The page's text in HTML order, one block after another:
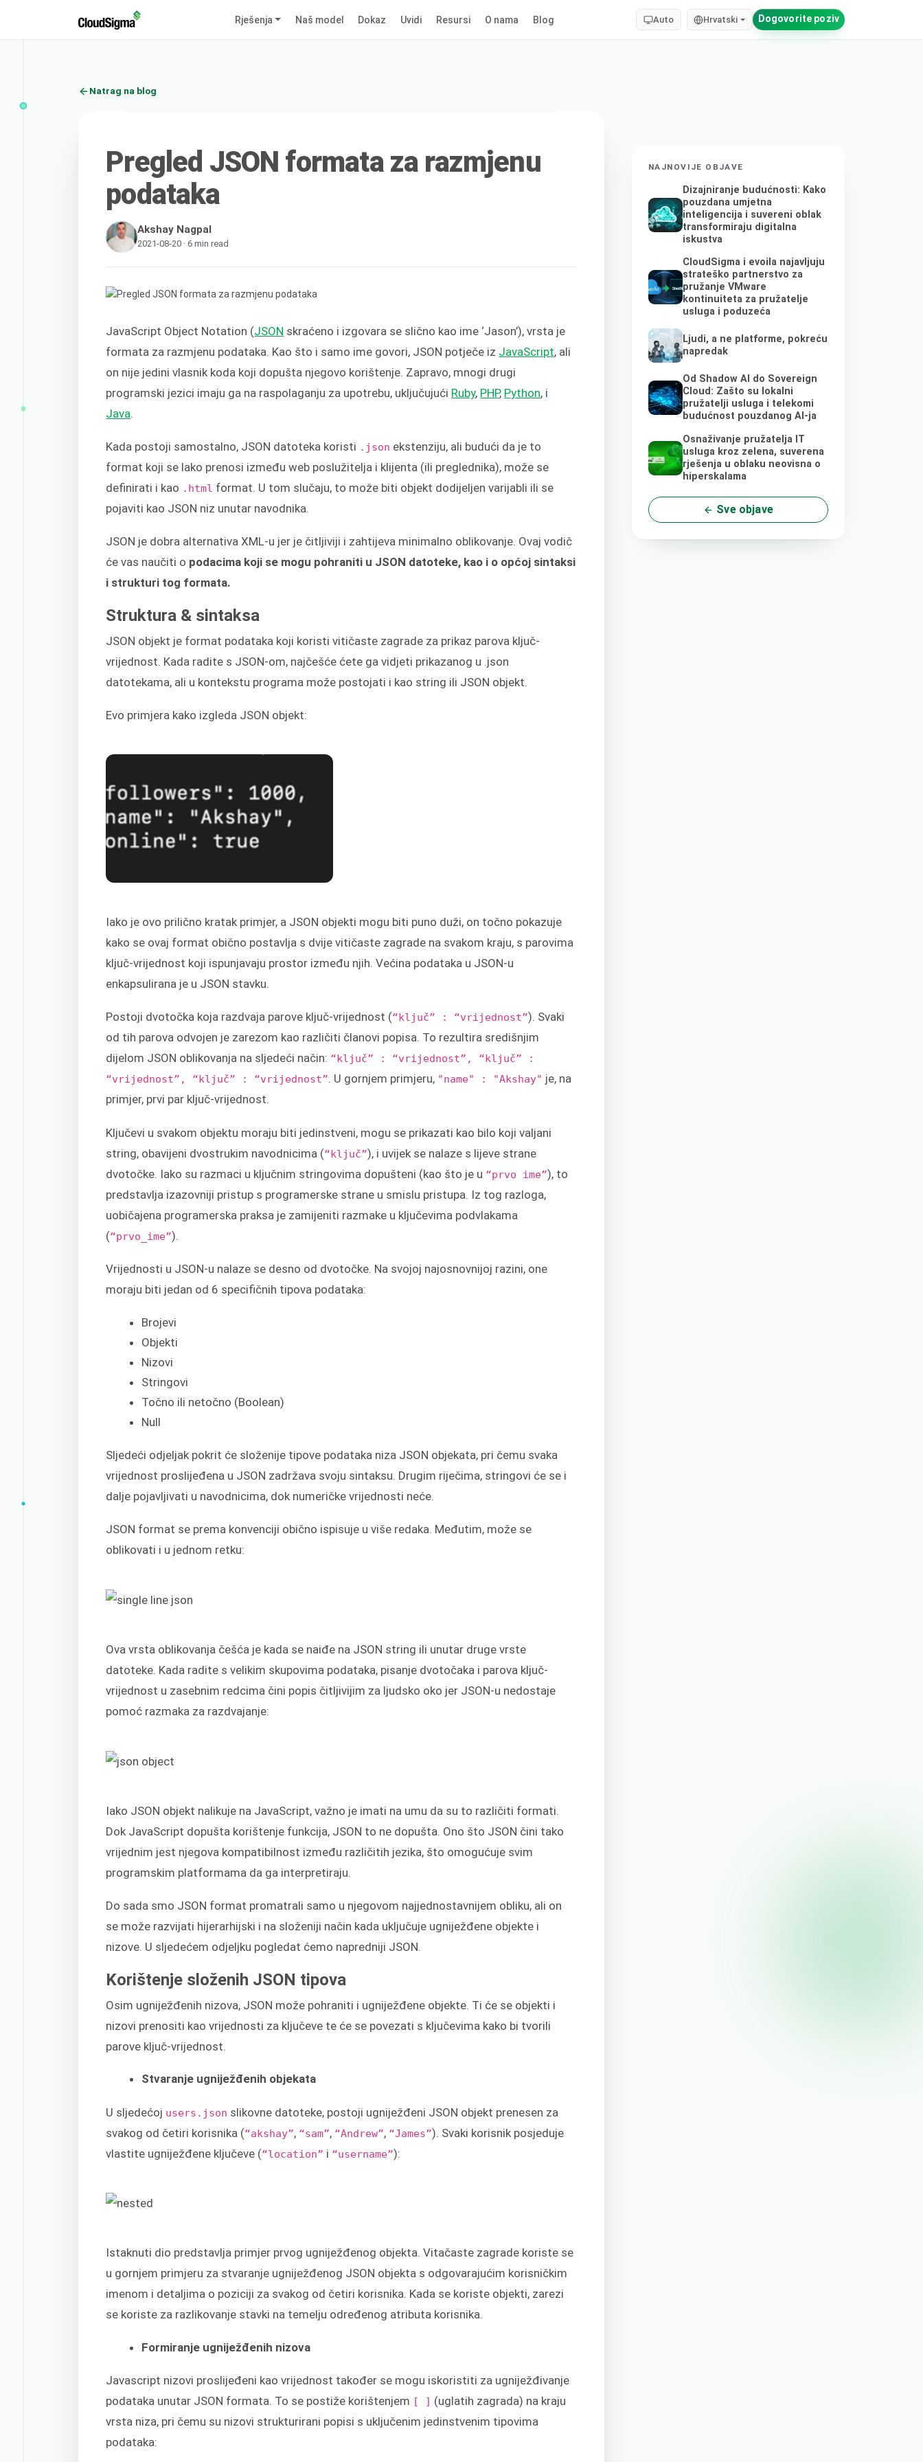
Rješenja Naš model Dokaz Uvidi Resursi O nama Blog Auto Hrvatski Dogovorite poziv
Natrag na blog
Pregled JSON formata za razmjenu
podataka
Akshay Nagpal
2021-08-20 · 6 min read
JavaScript Object Notation (JSON skraćeno i izgovara se slično kao ime ‘Jason’), vrsta je
formata za razmjenu podataka. Kao što i samo ime govori, JSON potječe iz JavaScript, ali
on nije jedini vlasnik koda koji dopušta njegovo korištenje. Zapravo, mnogi drugi
programski jezici imaju ga na raspolaganju za upotrebu, uključujući Ruby, PHP, Python, i
Java
Kada postoji samostalno, JSON datoteka koristi .json ekstenziju, ali budući da je to
format koji se lako prenosi između web poslužitelja i klijenta (ili preglednika), može se
definirati i kao .html format. U tom slučaju, to može biti objekt dodijeljen varijabli ili se
pojaviti kao JSON niz unutar navodnika.
JSON je dobra alternativa XML-u jer je čitljiviji i zahtijeva minimalno oblikovanje. Ovaj vodič
će vas naučiti o podacima koji se mogu pohraniti u JSON datoteke, kao i o općoj sintaksi
i strukturi tog formata.
Struktura & sintaksa
JSON objekt je format podataka koji koristi vitičaste zagrade za prikaz parova ključ-
vrijednost. Kada radite s JSON-om, najčešće ćete ga vidjeti prikazanog u .json
datotekama, ali u kontekstu programa može postojati i kao string ili JSON objekt.
Evo primjera kako izgleda JSON objekt:
Iako je ovo prilično kratak primjer, a JSON objekti mogu biti puno duži, on točno pokazuje
kako se ovaj format obično postavlja s dvije vitičaste zagrade na svakom kraju, s parovima
ključ-vrijednost koji ispunjavaju prostor između njih. Većina podataka u JSON-u
enkapsulirana je u JSON stavku.
Postoji dvotočka koja razdvaja parove ključ-vrijednost (“ključ” : “vrijednost”). Svaki
od tih parova odvojen je zarezom kao različiti članovi popisa. To rezultira središnjim
dijelom JSON oblikovanja na sljedeći način: “ključ” : “vrijednost”, “ključ” :
“vrijednost”, “ključ” : “vrijednost”. U gornjem primjeru, "name" : "Akshay" je, na
primjer, prvi par ključ-vrijednost.
Ključevi u svakom objektu moraju biti jedinstveni, mogu se prikazati kao bilo koji valjani
string, obavijeni dvostrukim navodnicima (“ključ”), i uvijek se nalaze s lijeve strane
dvotočke. Iako su razmaci u ključnim stringovima dopušteni (kao što je u “prvo ime”), to
predstavlja izazovniji pristup s programerske strane u smislu pristupa. Iz tog razloga,
uobičajena programerska praksa je zamijeniti razmake u ključevima podvlakama
(“prvo_ime”).
Vrijednosti u JSON-u nalaze se desno od dvotočke. Na svojoj najosnovnijoj razini, one
moraju biti jedan od 6 specifičnih tipova podataka:
Brojevi
Objekti
Nizovi
Stringovi
Točno ili netočno (Boolean)
Null
Sljedeći odjeljak pokrit će složenije tipove podataka niza JSON objekata, pri čemu svaka
vrijednost proslijeđena u JSON zadržava svoju sintaksu. Drugim riječima, stringovi će se i
dalje pojavljivati u navodnicima, dok numeričke vrijednosti neće.
JSON format se prema konvenciji obično ispisuje u više redaka. Međutim, može se
oblikovati i u jednom retku:
Ova vrsta oblikovanja češća je kada se naiđe na JSON string ili unutar druge vrste
datoteke. Kada radite s velikim skupovima podataka, pisanje dvotočaka i parova ključ-
vrijednost u zasebnim redcima čini popis čitljivijim za ljudsko oko jer JSON-u nedostaje
pomoć razmaka za razdvajanje:
Iako JSON objekt nalikuje na JavaScript, važno je imati na umu da su to različiti formati.
Dok JavaScript dopušta korištenje funkcija, JSON to ne dopušta. Ono što JSON čini tako
vrijednim jest njegova kompatibilnost između različitih jezika, što omogućuje svim
programskim platformama da ga interpretiraju.
Do sada smo JSON format promatrali samo u njegovom najjednostavnijem obliku, ali on
se može razvijati hijerarhijski i na složeniji način kada uključuje ugniježđene objekte i
nizove. U sljedećem odjeljku pogledat ćemo napredniji JSON.
Korištenje složenih JSON tipova
Osim ugniježđenih nizova, JSON može pohraniti i ugniježđene objekte. Ti će se objekti i
nizovi prenositi kao vrijednosti za ključeve te će se povezati s ključevima kako bi tvorili
parove ključ-vrijednost.
Stvaranje ugniježđenih objekata
U sljedećoj users.json slikovne datoteke, postoji ugniježđeni JSON objekt prenesen za
svakog od četiri korisnika (“akshay”, “sam”, “Andrew”, “James”). Svaki korisnik posjeduje
vlastite ugniježđene ključeve (“location” i “username”):
Istaknuti dio predstavlja primjer prvog ugniježđenog objekta. Vitačaste zagrade koriste se
u gornjem primjeru za stvaranje ugniježđenog JSON objekta s odgovarajućim korisničkim
imenom i detaljima o poziciji za svakog od četiri korisnika. Kada se koriste objekti, zarezi
se koriste za razlikovanje stavki na temelju određenog atributa korisnika.
Formiranje ugniježđenih nizova
Javascript nizovi proslijeđeni kao vrijednost također se mogu iskoristiti za ugniježđivanje
podataka unutar JSON formata. To se postiže korištenjem [ ] (uglatih zagrada) na kraju
vrsta niza, pri čemu su nizovi strukturirani popisi s uključenim jedinstvenim tipovima
podataka:
NAJNOVIJE OBJAVE
Dizajniranje budućnosti: Kako
pouzdana umjetna
inteligencija i suvereni oblak
transformiraju digitalna
iskustva
CloudSigma i evoila najavljuju
strateško partnerstvo za
pružanje VMware
kontinuiteta za pružatelje
usluga i poduzeća
Ljudi, a ne platforme, pokreću
napredak
Od Shadow AI do Sovereign
Cloud: Zašto su lokalni
pružatelji usluga i telekomi
budućnost pouzdanog AI-ja
Osnaživanje pružatelja IT
usluga kroz zelena, suverena
rješenja u oblaku neovisna o
hiperskalama
Sve objave